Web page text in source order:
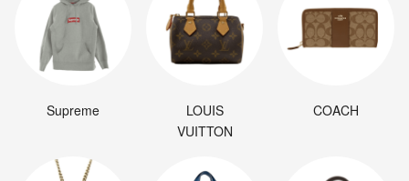
Supreme
LOUIS
VUITTON
COACH